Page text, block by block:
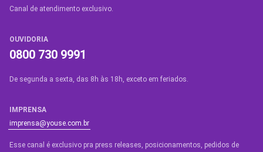
Canal de atendimento exclusivo.
OUVIDORIA
0800 730 9991
De segunda a sexta, das 8h às 18h, exceto em feriados.
IMPRENSA
imprensa@youse.com.br
Esse canal é exclusivo pra press releases, posicionamentos, pedidos de